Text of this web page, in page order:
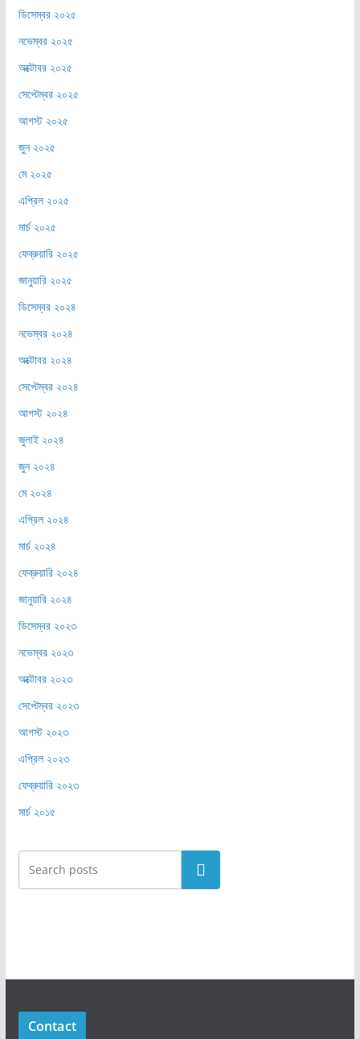
ডিসেম্বর ২০২৫
নভেম্বর ২০২৫
অক্টোবর ২০২৫
সেপ্টেম্বর ২০২৫
আগস্ট ২০২৫
জুন ২০২৫
মে ২০২৫
এপ্রিল ২০২৫
মার্চ ২০২৫
ফেব্রুয়ারি ২০২৫
জানুয়ারি ২০২৫
ডিসেম্বর ২০২৪
নভেম্বর ২০২৪
অক্টোবর ২০২৪
সেপ্টেম্বর ২০২৪
আগস্ট ২০২৪
জুলাই ২০২৪
জুন ২০২৪
মে ২০২৪
এপ্রিল ২০২৪
মার্চ ২০২৪
ফেব্রুয়ারি ২০২৪
জানুয়ারি ২০২৪
ডিসেম্বর ২০২৩
নভেম্বর ২০২৩
অক্টোবর ২০২৩
সেপ্টেম্বর ২০২৩
আগস্ট ২০২৩
এপ্রিল ২০২৩
ফেব্রুয়ারি ২০২৩
মার্চ ২০১৫
Search
Contact